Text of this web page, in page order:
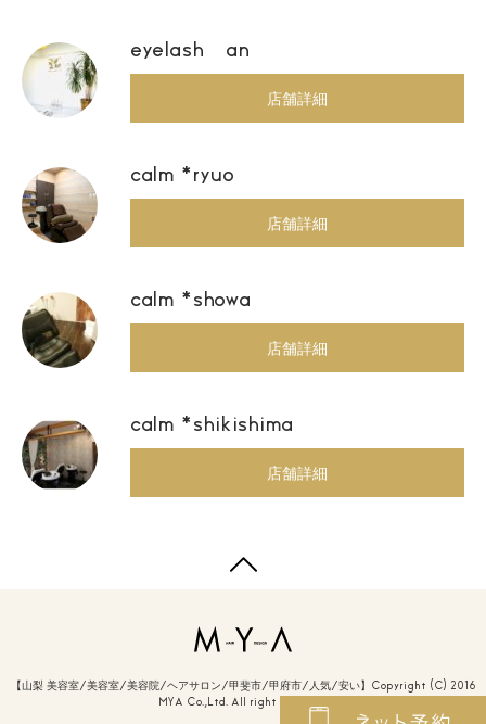
eyelash an
店舗詳細
calm *ryuo
店舗詳細
calm *showa
店舗詳細
calm *shikishima
店舗詳細
【山梨 美容室/美容室/美容院/ヘアサロン/甲斐市/甲府市/人気/安い】Copyright (C) 2016
MYA Co.,Ltd. All right reserved